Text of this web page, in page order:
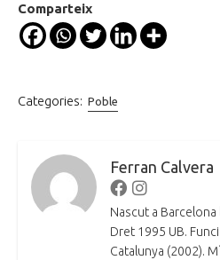
Comparteix
Categories: Poble
Ferran Calvera
FacebookInstagram
Nascut a
Dret 1995 UB.
Catalunya (2002).